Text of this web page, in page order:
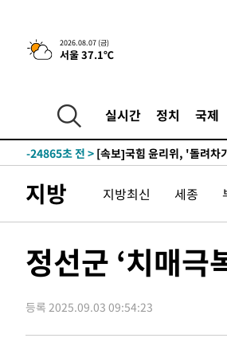
2026.08.07 (금)
서울 37.1℃
실시간 정치 국제
-1586초 전 >이란, 호르무즈서 "적국 목표
례 큰 폭발음
-30641초 전 > [속보]종합특검, '계엄 수용
-29485초 전 >
11시간 압수수색에 성접대
-28507초 전 >
병태 후임
-24865초 전 > [속보]국힘 윤리위, '돌려차
25.3%↑
-17350초 전 >
[속보]'채상병 순직 책임' 임
-17216초 전 >[속보]종합특검, '관저이전
-13066초 전 >[속보]'300억원대 사기 혐
-10773초 전 >[속보]경찰·노동부, HL만도
-10654초 전 >[속보]합수본, '투표율 허위
지방 지방최신 세종
정선군 ‘치매극
등록 2025.09.03 09:54:23